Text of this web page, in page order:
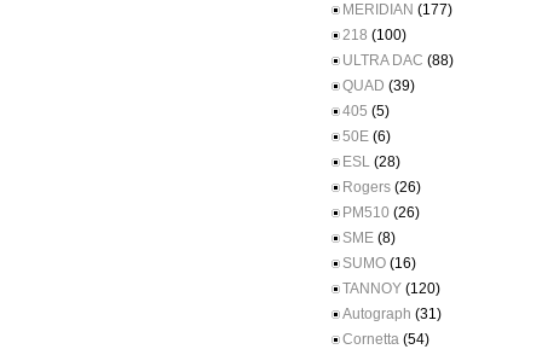
MERIDIAN (177)
218 (100)
ULTRA DAC (88)
QUAD (39)
405 (5)
50E (6)
ESL (28)
Rogers (26)
PM510 (26)
SME (8)
SUMO (16)
TANNOY (120)
Autograph (31)
Cornetta (54)